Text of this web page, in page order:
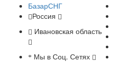
БазарСНГ
Россия
Ивановская область
Мы в Соц. Сетях